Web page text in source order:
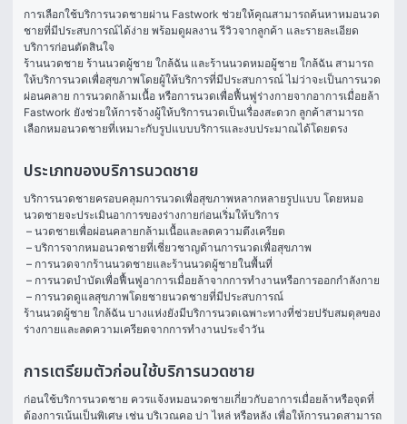
การเลือกใช้บริการนวดชายผ่าน Fastwork ช่วยให้คุณสามารถค้นหาหมอนวด
ชายที่มีประสบการณ์ได้ง่าย พร้อมดูผลงาน รีวิวจากลูกค้า และรายละเอียด
บริการก่อนตัดสินใจ
ร้านนวดชาย ร้านนวดผู้ชาย ใกล้ฉัน และร้านนวดหมอผู้ชาย ใกล้ฉัน สามารถ
ให้บริการนวดเพื่อสุขภาพโดยผู้ให้บริการที่มีประสบการณ์ ไม่ว่าจะเป็นการนวด
ผ่อนคลาย การนวดกล้ามเนื้อ หรือการนวดเพื่อฟื้นฟูร่างกายจากอาการเมื่อยล้า
Fastwork ยังช่วยให้การจ้างผู้ให้บริการนวดเป็นเรื่องสะดวก ลูกค้าสามารถ
เลือกหมอนวดชายที่เหมาะกับรูปแบบบริการและงบประมาณได้โดยตรง
ประเภทของบริการนวดชาย
บริการนวดชายครอบคลุมการนวดเพื่อสุขภาพหลากหลายรูปแบบ โดยหมอ
นวดชายจะประเมินอาการของร่างกายก่อนเริ่มให้บริการ
– นวดชายเพื่อผ่อนคลายกล้ามเนื้อและลดความตึงเครียด
– บริการจากหมอนวดชายที่เชี่ยวชาญด้านการนวดเพื่อสุขภาพ
– การนวดจากร้านนวดชายและร้านนวดผู้ชายในพื้นที่
– การนวดบำบัดเพื่อฟื้นฟูอาการเมื่อยล้าจากการทำงานหรือการออกกำลังกาย
– การนวดดูแลสุขภาพโดยชายนวดชายที่มีประสบการณ์
ร้านนวดผู้ชาย ใกล้ฉัน บางแห่งยังมีบริการนวดเฉพาะทางที่ช่วยปรับสมดุลของ
ร่างกายและลดความเครียดจากการทำงานประจำวัน
การเตรียมตัวก่อนใช้บริการนวดชาย
ก่อนใช้บริการนวดชาย ควรแจ้งหมอนวดชายเกี่ยวกับอาการเมื่อยล้าหรือจุดที่
ต้องการเน้นเป็นพิเศษ เช่น บริเวณคอ บ่า ไหล่ หรือหลัง เพื่อให้การนวดสามารถ